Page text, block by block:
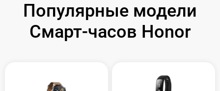
Популярные модели
Смарт-часов Honor